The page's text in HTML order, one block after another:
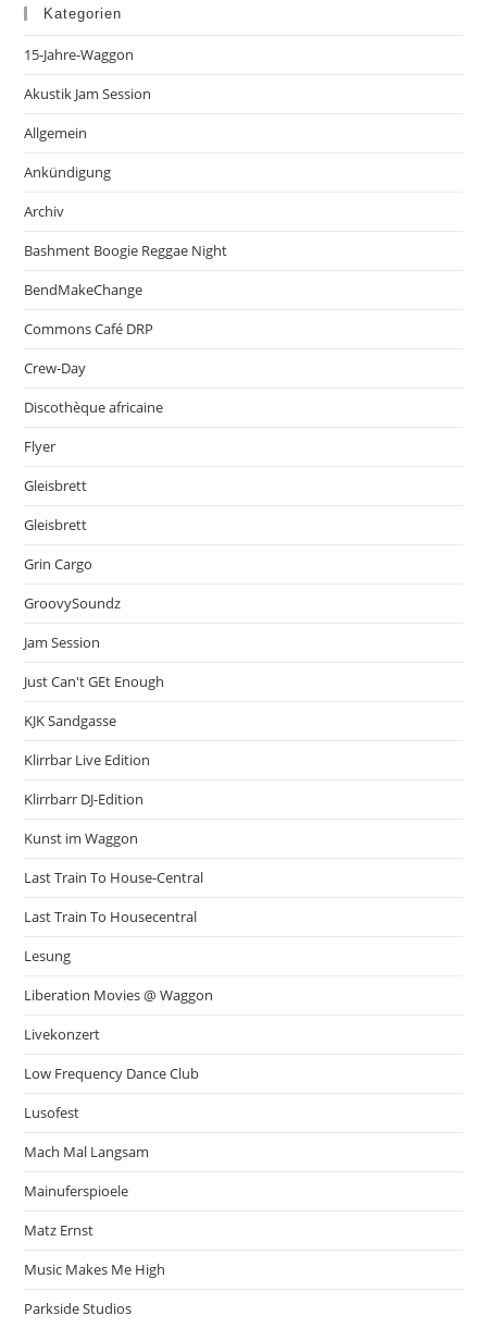
Kategorien
15-Jahre-Waggon
Akustik Jam Session
Allgemein
Ankündigung
Archiv
Bashment Boogie Reggae Night
BendMakeChange
Commons Café DRP
Crew-Day
Discothèque africaine
Flyer
Gleisbrett
Gleisbrett
Grin Cargo
GroovySoundz
Jam Session
Just Can't GEt Enough
KJK Sandgasse
Klirrbar Live Edition
Klirrbarr DJ-Edition
Kunst im Waggon
Last Train To House-Central
Last Train To Housecentral
Lesung
Liberation Movies @ Waggon
Livekonzert
Low Frequency Dance Club
Lusofest
Mach Mal Langsam
Mainuferspioele
Matz Ernst
Music Makes Me High
Parkside Studios